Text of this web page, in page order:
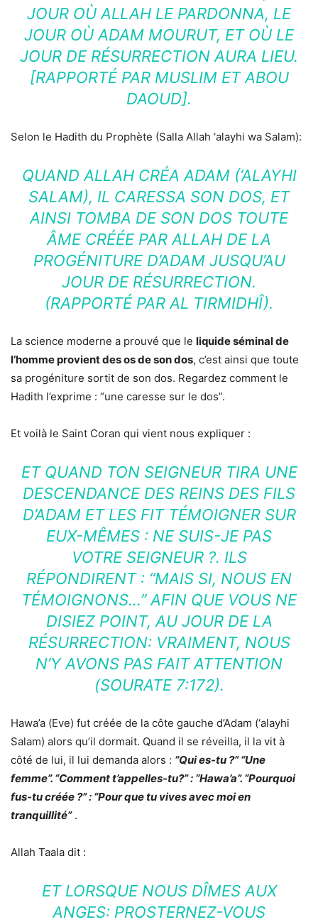
JOUR OÙ ALLAH LE PARDONNA, LE
JOUR OÙ ADAM MOURUT, ET OÙ LE
JOUR DE RÉSURRECTION AURA LIEU.
[RAPPORTÉ PAR MUSLIM ET ABOU
DAOUD].
Selon le Hadith du Prophète (Salla Allah ‘alayhi wa Salam):
QUAND ALLAH CRÉA ADAM (‘ALAYHI
SALAM), IL CARESSA SON DOS, ET
AINSI TOMBA DE SON DOS TOUTE
ÂME CRÉÉE PAR ALLAH DE LA
PROGÉNITURE D’ADAM JUSQU’AU
JOUR DE RÉSURRECTION.
(RAPPORTÉ PAR AL TIRMIDHÎ).
La science moderne a prouvé que le liquide séminal de
l’homme provient des os de son dos, c’est ainsi que toute
sa progéniture sortit de son dos. Regardez comment le
Hadith l’exprime : “une caresse sur le dos”.
Et voilà le Saint Coran qui vient nous expliquer :
ET QUAND TON SEIGNEUR TIRA UNE
DESCENDANCE DES REINS DES FILS
D’ADAM ET LES FIT TÉMOIGNER SUR
EUX-MÊMES : NE SUIS-JE PAS
VOTRE SEIGNEUR ?. ILS
RÉPONDIRENT : “MAIS SI, NOUS EN
TÉMOIGNONS…” AFIN QUE VOUS NE
DISIEZ POINT, AU JOUR DE LA
RÉSURRECTION: VRAIMENT, NOUS
N’Y AVONS PAS FAIT ATTENTION
(SOURATE 7:172).
Hawa’a (Eve) fut créée de la côte gauche d’Adam (‘alayhi
Salam) alors qu’il dormait. Quand il se réveilla, il la vit à
côté de lui, il lui demanda alors : “Qui es-tu ?” “Une
femme”. “Comment t’appelles-tu?” : “Hawa’a”. “Pourquoi
fus-tu créée ?” : “Pour que tu vives avec moi en
tranquillité” .
Allah Taala dit :
ET LORSQUE NOUS DÎMES AUX
ANGES: PROSTERNEZ-VOUS